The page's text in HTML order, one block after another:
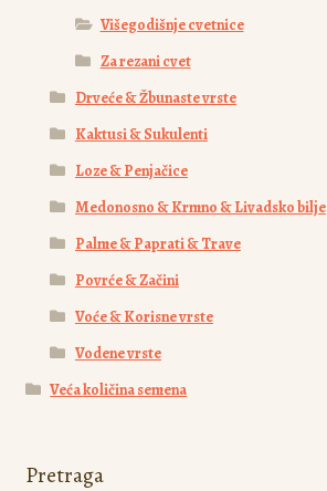
Višegodišnje cvetnice
Za rezani cvet
Drveće & Žbunaste vrste
Kaktusi & Sukulenti
Loze & Penjačice
Medonosno & Krmno & Livadsko bilje
Palme & Paprati & Trave
Povrće & Začini
Voće & Korisne vrste
Vodene vrste
Veća količina semena
Pretraga